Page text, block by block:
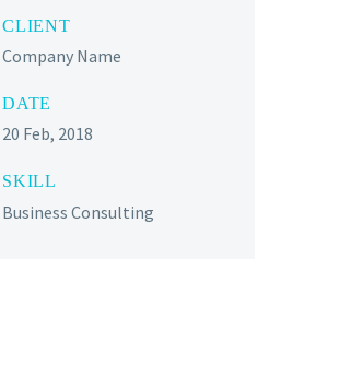
CLIENT
Company Name
DATE
20 Feb, 2018
SKILL
Business Consulting